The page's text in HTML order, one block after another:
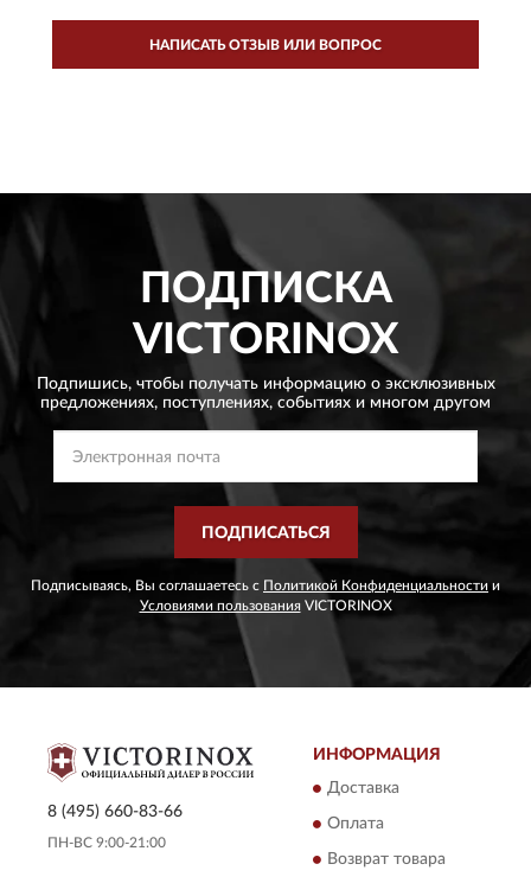
НАПИСАТЬ ОТЗЫВ ИЛИ ВОПРОС
ПОДПИСКА
VICTORINOX
Подпишись, чтобы получать информацию о эксклюзивных
предложениях, поступлениях, событиях и многом другом
ПОДПИСАТЬСЯ
Подписываясь, Вы соглашаетесь с Политикой Конфиденциальности и
Условиями пользованияVICTORINOX
8 (495) 660-83-66
ПН-ВС 9:00-21:00
ИНФОРМАЦИЯ
Доставка
Оплата
Возврат товара